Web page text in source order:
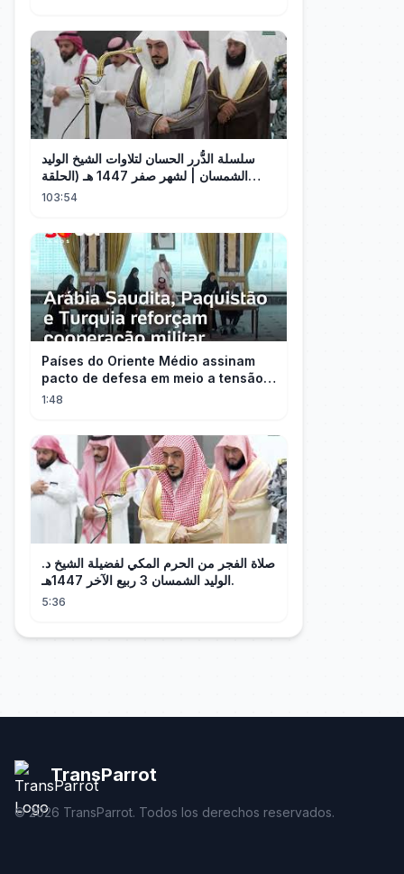
سلسلة الدُّرر الحسان لتلاوات الشيخ الوليد
الشمسان | لشهر صفر 1447 هـ (الحلقة
103:54
Países do Oriente Médio assinam
pacto de defesa em meio a tensão
com Irã
1:48
صلاة الفجر من الحرم المكي لفضيلة الشيخ د.
الوليد الشمسان 3 ربيع الآخر 1447هـ.
5:36
TransParrot
©2026 TransParrot. Todos los derechos reservados.